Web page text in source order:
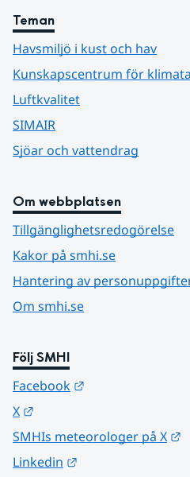
Teman
Havsmiljö i kust och hav
Kunskapscentrum för
Luftkvalitet
SIMAIR
Sjöar och vattendrag
Om webbplatsen
Tillgänglighetsredogörelse
Kakor på smhi.se
Hantering av
Om smhi.se
Följ SMHI
Facebook
X
SMHIs meteorologer på X
Linkedin